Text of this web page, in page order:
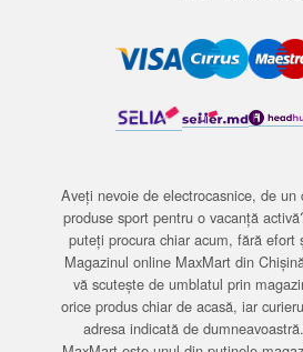
Aveți nevoie de electrocasnice, de un
produse sport pentru o vacanță
puteți procura chiar acum, fără efort
Magazinul online MaxMart din
vă scutește de umblatul prin
orice produs chiar de acasă, iar
adresa indicată de